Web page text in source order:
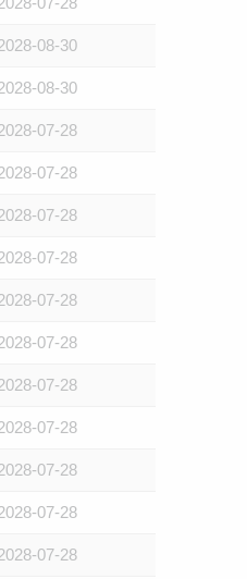
08-30
08-30
07-28
07-28
07-28
07-28
07-28
07-28
07-28
07-28
07-28
07-28
07-28